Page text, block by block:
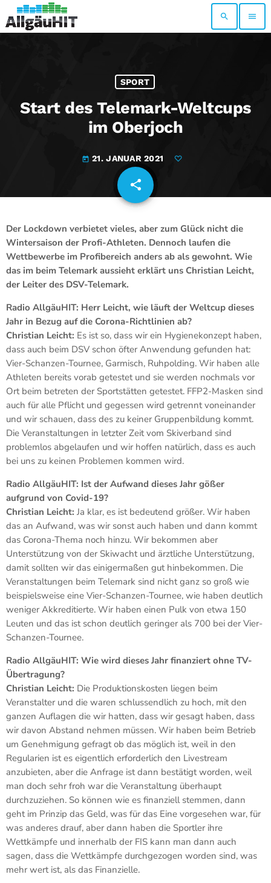
search menu
SPORT
Start des Telemark-Weltcups
im Oberjoch
today 21. JANUAR 2021
share
email
Der Lockdown verbietet vieles, aber zum Glück nicht die
Wintersaison der Profi-Athleten. Dennoch laufen die
Wettbewerbe im Profibereich anders ab als gewohnt. Wie
das im beim Telemark aussieht erklärt uns Christian Leicht,
der Leiter des DSV-Telemark.
Radio AllgäuHIT: Herr Leicht, wie läuft der Weltcup dieses
Jahr in Bezug auf die Corona-Richtlinien ab?
Christian Leicht: Es ist so, dass wir ein Hygienekonzept haben,
dass auch beim DSV schon öfter Anwendung gefunden hat:
Vier-Schanzen-Tournee, Garmisch, Ruhpolding. Wir haben alle
Athleten bereits vorab getestet und sie werden nochmals vor
Ort beim betreten der Sportstätten getestet. FFP2-Masken sind
auch für alle Pflicht und gegessen wird getrennt voneinander
und wir schauen, dass des zu keiner Gruppenbildung kommt.
Die Veranstaltungen in letzter Zeit vom Skiverband sind
problemlos abgelaufen und wir hoffen natürlich, dass es auch
bei uns zu keinen Problemen kommen wird.
Radio AllgäuHIT: Ist der Aufwand dieses Jahr gößer
aufgrund von Covid-19?
Christian Leicht: Ja klar, es ist bedeutend größer. Wir haben
das an Aufwand, was wir sonst auch haben und dann kommt
das Corona-Thema noch hinzu. Wir bekommen aber
Unterstützung von der Skiwacht und ärztliche Unterstützung,
damit sollten wir das einigermaßen gut hinbekommen. Die
Veranstaltungen beim Telemark sind nicht ganz so groß wie
beispielsweise eine Vier-Schanzen-Tournee, wie haben deutlich
weniger Akkreditierte. Wir haben einen Pulk von etwa 150
Leuten und das ist schon deutlich geringer als 700 bei der Vier-
Schanzen-Tournee.
Radio AllgäuHIT: Wie wird dieses Jahr finanziert ohne TV-
Übertragung?
Christian Leicht: Die Produktionskosten liegen beim
Veranstalter und die waren schlussendlich zu hoch, mit den
ganzen Auflagen die wir hatten, dass wir gesagt haben, dass
wir davon Abstand nehmen müssen. Wir haben beim Betrieb
um Genehmigung gefragt ob das möglich ist, weil in den
Regularien ist es eigentlich erforderlich den Livestream
anzubieten, aber die Anfrage ist dann bestätigt worden, weil
man doch sehr froh war die Veranstaltung überhaupt
durchzuziehen. So können wie es finanziell stemmen, dann
geht im Prinzip das Geld, was für das Eine vorgesehen war, für
was anderes drauf, aber dann haben die Sportler ihre
Wettkämpfe und innerhalb der FIS kann man dann auch
sagen, dass die Wettkämpfe durchgezogen worden sind, was
mehr wert ist, als das Finanzielle.